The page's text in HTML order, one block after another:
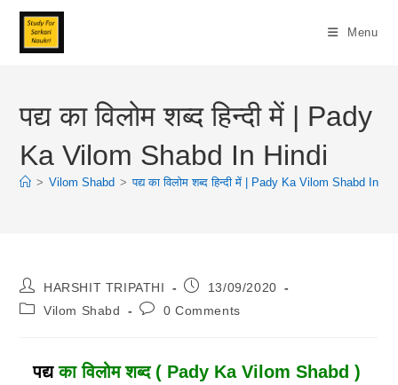
Skip
Content
Menu
पद्य का विलोम शब्द हिन्दी में | Pady
Ka Vilom Shabd In Hindi
> Vilom Shabd > पद्य का विलोम शब्द हिन्दी में | Pady Ka Vilom Shabd In
Post
Author:
HARSHIT TRIPATHI
Post13/09/2020
PostVilom Shabd
Post0 Comments
पद्यका विलोम शब्द ( Pady Ka Vilom Shabd )